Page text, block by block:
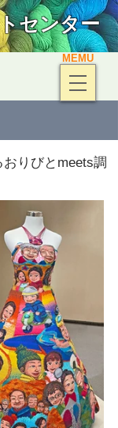
センター
MEMU
おりびとmeets調